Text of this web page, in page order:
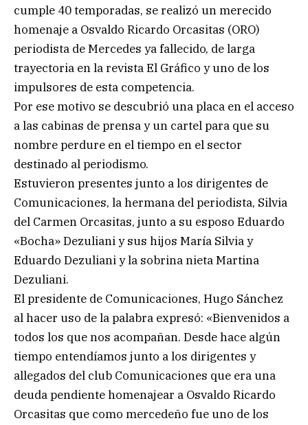
cumple 40 temporadas, se realizó un merecido
homenaje a Osvaldo Ricardo Orcasitas (ORO)
periodista de Mercedes ya fallecido, de larga
trayectoria en la revista El Gráfico y uno de los
impulsores de esta competencia.
Por ese motivo se descubrió una placa en el acceso
a las cabinas de prensa y un cartel para que su
nombre perdure en el tiempo en el sector
destinado al periodismo.
Estuvieron presentes junto a los dirigentes de
Comunicaciones, la hermana del periodista, Silvia
del Carmen Orcasitas, junto a su esposo Eduardo
«Bocha» Dezuliani y sus hijos María Silvia y
Eduardo Dezuliani y la sobrina nieta Martina
Dezuliani.
El presidente de Comunicaciones, Hugo Sánchez
al hacer uso de la palabra expresó: «Bienvenidos a
todos los que nos acompañan. Desde hace algún
tiempo entendíamos junto a los dirigentes y
allegados del club Comunicaciones que era una
deuda pendiente homenajear a Osvaldo Ricardo
Orcasitas que como mercedeño fue uno de los